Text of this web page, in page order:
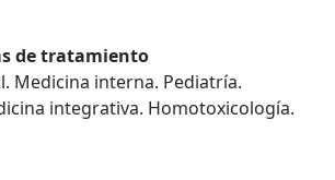
de tratamiento